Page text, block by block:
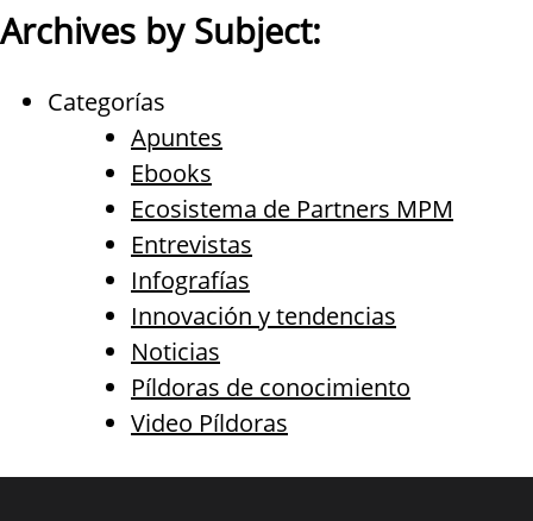
Archives by Subject:
Categorías
Apuntes
Ebooks
Ecosistema de Partners MPM
Entrevistas
Infografías
Innovación y tendencias
Noticias
Píldoras de conocimiento
Video Píldoras